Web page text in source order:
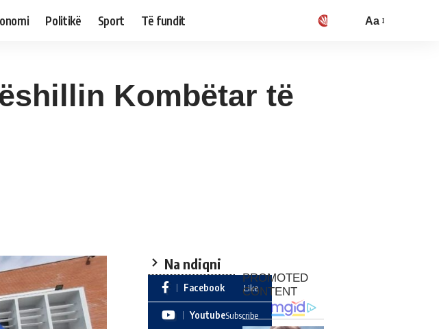
Politikë Sport Të fundit Aa
Kombëtar të
Na ndiqni
Facebook Like
YoutubeSubscribe